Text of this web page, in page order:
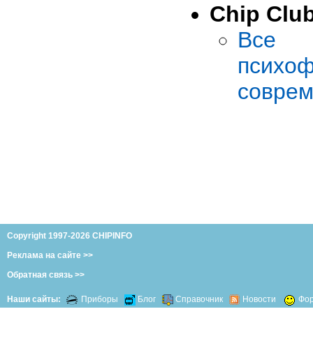
Chip
Все
Copyright 1997-2026 CHIPINFO
Реклама на сайте >>
Обратная связь >>
Наши сайты: Приборы Блог Справочник Новости